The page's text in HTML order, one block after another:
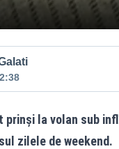
la volan sub
zilele de weekend.